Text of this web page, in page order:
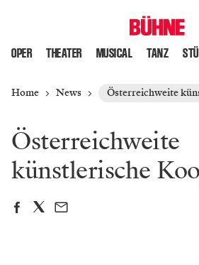
OPER THEATER MUSICAL TANZ
Home News Österreichweite
Österreichweite
künstlerische